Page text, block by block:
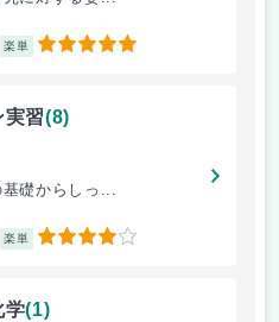
楽単 5
習(8)
礎からしっ...
楽単 4
学(1)